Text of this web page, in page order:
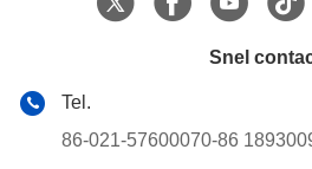
Snel
Tel.
86-021-57600070-86